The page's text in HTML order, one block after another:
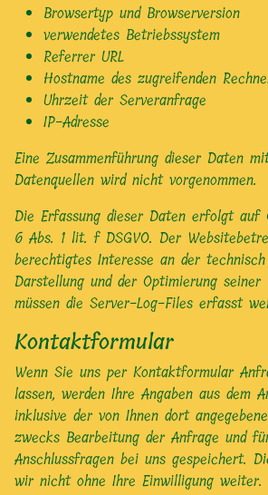
Browsertyp und Browserversion
verwendetes Betriebssystem
Referrer URL
Hostname des zugreifenden
Uhrzeit der Serveranfrage
IP-Adresse
Eine Zusammenführung dieser Daten
Datenquellen wird nicht vorgenommen.
Die Erfassung dieser Daten erfolgt auf
6 Abs. 1 lit. f DSGVO. Der
berechtigtes Interesse an der
Darstellung und der Optimierung
müssen die Server-Log-Files erfasst
Kontaktformular
Wenn Sie uns per Kontaktformular
lassen, werden Ihre Angaben aus dem
inklusive der von Ihnen dort
zwecks Bearbeitung der Anfrage und
Anschlussfragen bei uns gespeichert.
wir nicht ohne Ihre Einwilligung weiter.